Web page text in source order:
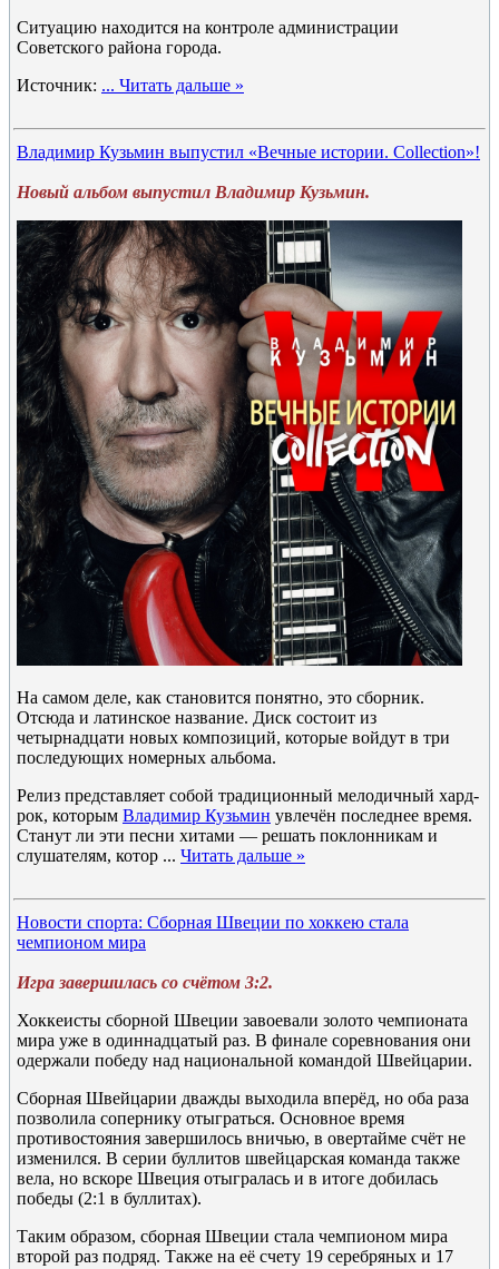
Ситуацию находится на контроле администрации
Советского района города.
Источник: ... Читать дальше »
Владимир Кузьмин выпустил «Вечные истории. Collection»!
Новый альбом выпустил Владимир Кузьмин.
На самом деле, как становится понятно, это сборник.
Отсюда и латинское название. Диск состоит из
четырнадцати новых композиций, которые войдут в три
последующих номерных альбома.
Релиз представляет собой традиционный мелодичный хард-
рок, которым Владимир Кузьмин увлечён последнее время.
Станут ли эти песни хитами — решать поклонникам и
слушателям, котор ... Читать дальше »
Новости спорта: Сборная Швеции по хоккею стала
чемпионом мира
Игра завершилась со счётом 3:2.
Хоккеисты сборной Швеции завоевали золото чемпионата
мира уже в одиннадцатый раз. В финале соревнования они
одержали победу над национальной командой Швейцарии.
Сборная Швейцарии дважды выходила вперёд, но оба раза
позволила сопернику отыграться. Основное время
противостояния завершилось вничью, в овертайме счёт не
изменился. В серии буллитов швейцарская команда также
вела, но вскоре Швеция отыгралась и в итоге добилась
победы (2:1 в буллитах).
Таким образом, сборная Швеции стала чемпионом мира
второй раз подряд. Также на её счету 19 серебряных и 17